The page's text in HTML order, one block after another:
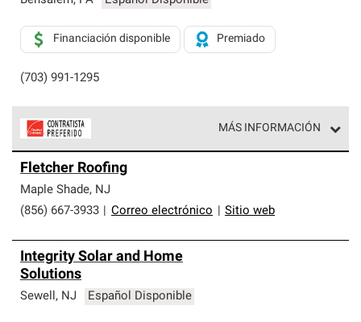
(703) 991-1295
Financiación disponible Premiado
MÁS INFORMACIÓN
parte de una red exclusiva de profesionales de techos
que cumplen con altos estándares y requisitos estrictos
de profesionalismo y confiabilidad.
Fletcher Roofing
Maple Shade, NJ
(856) 667-3933
Correo electrónico Sitio web
Integrity Solar and Home
Solutions
Sewell, NJ Español Disponible